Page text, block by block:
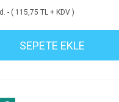
- ( 115,75 TL + KDV )
SEPETE EKLE